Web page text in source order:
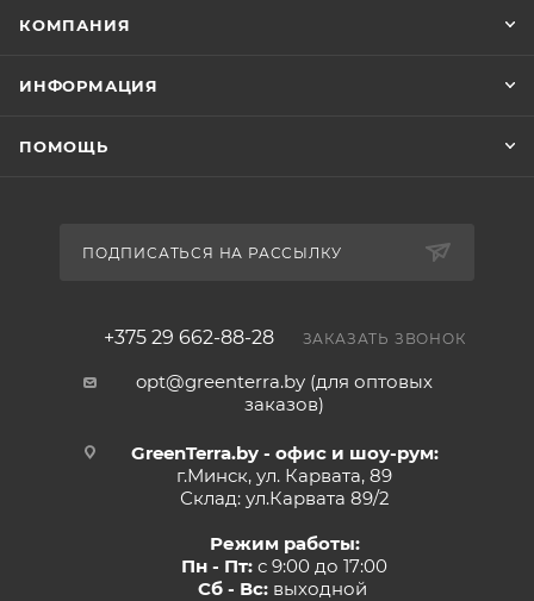
КОМПАНИЯ
ИНФОРМАЦИЯ
ПОМОЩЬ
ПОДПИСАТЬСЯ НА РАССЫЛКУ
+375 29 662-88-28 ЗАКАЗАТЬ ЗВОНОК
opt@greenterra.by (для оптовых
заказов)
GreenTerra.by - офис и шоу-рум:
г.Минск, ул. Карвата, 89
Склад: ул.Карвата 89/2
Режим работы:
Пн - Пт: с 9:00 до 17:00
Сб - Вс:выходной